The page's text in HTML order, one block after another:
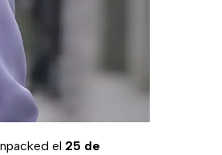
el 25 de